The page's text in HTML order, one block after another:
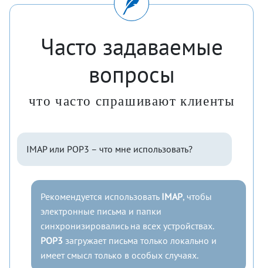
Часто задаваемые
вопросы
что часто спрашивают клиенты
IMAP или POP3 – что мне использовать?
Рекомендуется использовать IMAP, чтобы
электронные письма и папки
синхронизировались на всех устройствах.
POP3 загружает письма только локально и
имеет смысл только в особых случаях.